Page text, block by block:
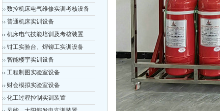
数控机床电气维修实训考核设备
普通机床实训设备
机床电气技能培训及考核装置
钳工实验台、焊铆工实训设备
智能楼宇实训设备
工程制图实验室设备
财会模拟实验室设备
化工过程控制实训装置